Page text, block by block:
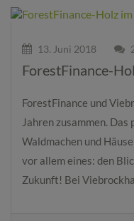
13. Juni 2018
ForestFinance-
ForestFinance und
Jahren zusammen.
Waldmachen und
vor allem eines: den
Zukunft! Bei